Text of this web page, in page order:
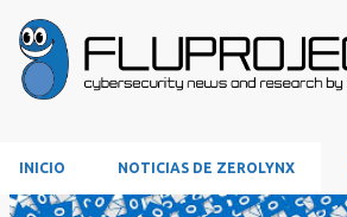
INICIO NOTICIAS DE ZEROLYNX